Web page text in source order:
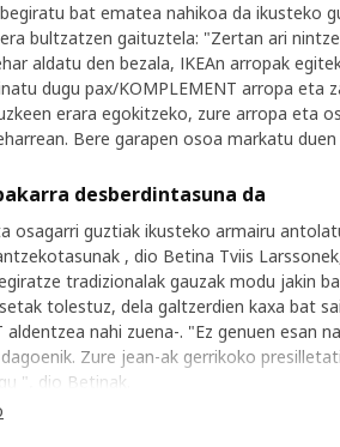
bat ematea nahikoa da ikusteko
bultzatzen gaituztela: "Zertan ari
aldatu den bezala, IKEAn arropak
dugu pax/KOMPLEMENT arropa eta
erara egokitzeko, zure arropa eta
Bere garapen osoa markatu duen
desberdintasuna da
osagarri guztiak ikusteko armairu
, dio Betina Tviis
tradizionalak gauzak modu jakin
tolestuz, dela galtzerdien kaxa bat
aldentzea nahi zuena-. "Ez genuen esan
Zure jean-ak gerrikoko
", dio Betinak.